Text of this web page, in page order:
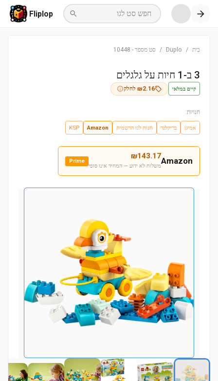
חפש סט לגו Fliplop
בית /
Duplo
/ סט מספר -
10448
3 ב-1 חיות על גלגלים
קיים במלאי ₪2.16 לחלק
חנויות:
אמיגו בריקלנד חנות לגו הרשמית Amazon
KSP
Amazon
₪143.17
משלוח לא ידוע — המחיר אינו סופי
Prime